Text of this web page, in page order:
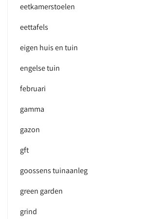
eetkamerstoelen
eettafels
eigen huis en tuin
engelse tuin
februari
gamma
gazon
gft
goossens tuinaanleg
green garden
grind